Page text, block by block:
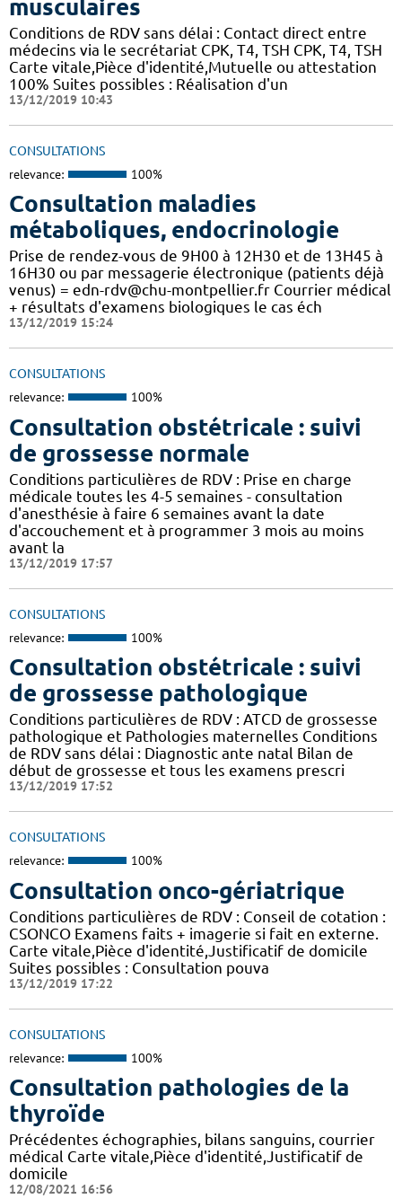
musculaires
Conditions de RDV sans délai : Contact direct entre
médecins via le secrétariat CPK, T4, TSH CPK, T4, TSH
Carte vitale,Pièce d'identité,Mutuelle ou attestation
100% Suites possibles : Réalisation d'un
13/12/2019 10:43
CONSULTATIONS
relevance: 100%
Consultation maladies
métaboliques, endocrinologie
Prise de rendez-vous de 9H00 à 12H30 et de 13H45 à
16H30 ou par messagerie électronique (patients déjà
venus) = edn-rdv@chu-montpellier.fr Courrier médical
+ résultats d'examens biologiques le cas éch
13/12/2019 15:24
CONSULTATIONS
relevance: 100%
Consultation obstétricale : suivi
de grossesse normale
Conditions particulières de RDV : Prise en charge
médicale toutes les 4-5 semaines - consultation
d'anesthésie à faire 6 semaines avant la date
d'accouchement et à programmer 3 mois au moins
avant la
13/12/2019 17:57
CONSULTATIONS
relevance: 100%
Consultation obstétricale : suivi
de grossesse pathologique
Conditions particulières de RDV : ATCD de grossesse
pathologique et Pathologies maternelles Conditions
de RDV sans délai : Diagnostic ante natal Bilan de
début de grossesse et tous les examens prescri
13/12/2019 17:52
CONSULTATIONS
relevance: 100%
Consultation onco-gériatrique
Conditions particulières de RDV : Conseil de cotation :
CSONCO Examens faits + imagerie si fait en externe.
Carte vitale,Pièce d'identité,Justificatif de domicile
Suites possibles : Consultation pouva
13/12/2019 17:22
CONSULTATIONS
relevance: 100%
Consultation pathologies de la
thyroïde
Précédentes échographies, bilans sanguins, courrier
médical Carte vitale,Pièce d'identité,Justificatif de
domicile
12/08/2021 16:56